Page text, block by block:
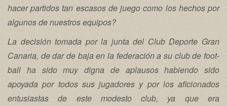
hacer partidos tan escasos de juego como los hechos por
algunos de nuestros equipos?
La decisión tomada por la junta del Club Deporte Gran
Canaria, de dar de baja en la federación a su club de foot-
ball ha sido muy digna de aplausos habiendo sido
apoyada por todos sus jugadores y por los aficionados
entusiastas de este modesto club, ya que era